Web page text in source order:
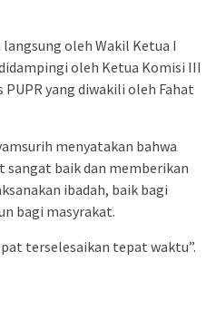
oleh Wakil Ketua I
oleh Ketua Komisi III
yang diwakili oleh Fahat
menyatakan bahwa
sangat baik dan memberikan
ibadah, baik bagi
bagi masyrakat.
terselesaikan tepat waktu”.